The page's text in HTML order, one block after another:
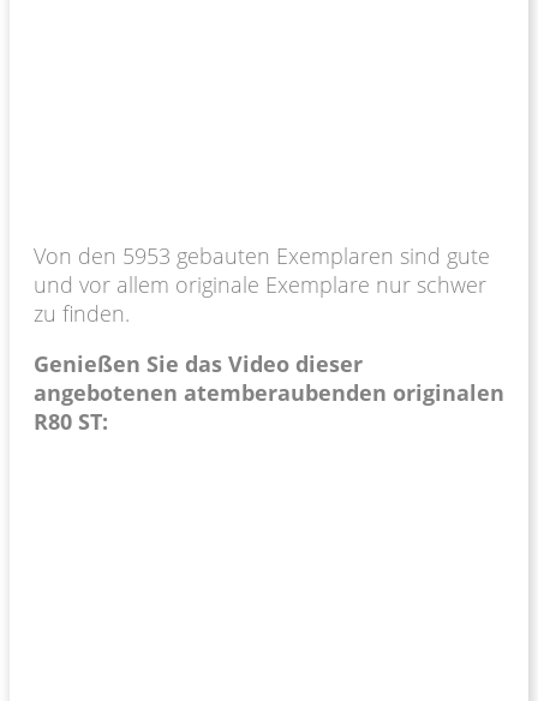
Von den 5953 gebauten Exemplaren sind gute
und vor allem originale Exemplare nur schwer
zu finden.
Genießen Sie das Video dieser
angebotenen atemberaubenden originalen
R80 ST: